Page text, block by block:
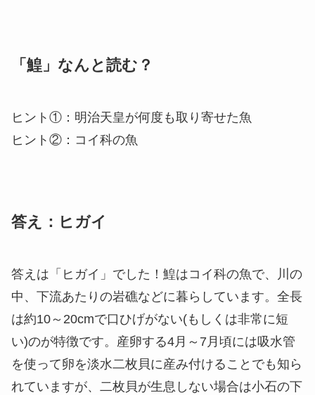
「鰉」なんと読む？
ヒント①：明治天皇が何度も取り寄せた魚
ヒント②：コイ科の魚
答え：ヒガイ
答えは「ヒガイ」でした！鰉はコイ科の魚で、川の
中、下流あたりの岩礁などに暮らしています。全長
は約10～20cmで口ひげがない(もしくは非常に短
い)のが特徴です。産卵する4月～7月頃には吸水管
を使って卵を淡水二枚貝に産み付けることでも知ら
れていますが、二枚貝が生息しない場合は小石の下